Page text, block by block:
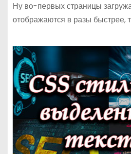
Ну во-первых страницы
отображаются в разы быстрее,